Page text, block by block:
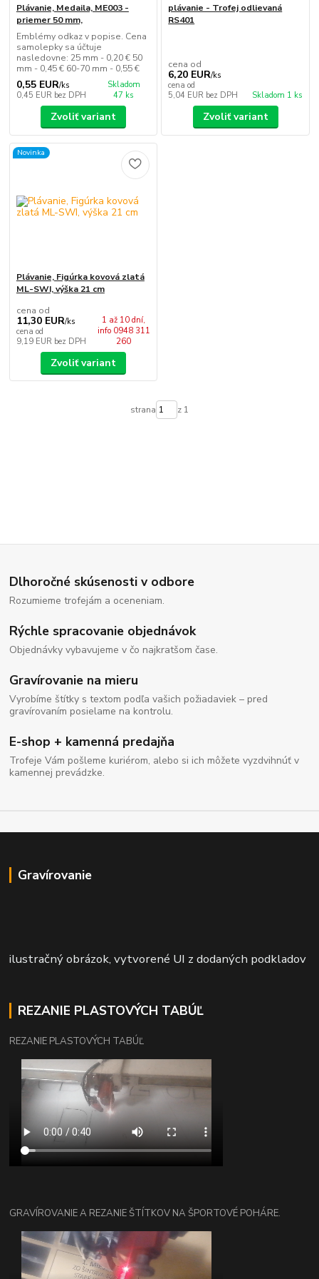
Plávanie, Medaila, ME003 -
priemer 50 mm,
Emblémy odkaz v popise. Cena
samolepky sa účtuje
nasledovne: 25 mm - 0,20 € 50
mm - 0,45 € 60-70 mm - 0,55 €
0,55 EUR/ks
0,45 EUR bez DPH
Skladom
47 ks
Zvoliť variant
plávanie - Trofej odlievaná
RS401
cena od
6,20 EUR/ks
cena od
5,04 EUR bez DPH Skladom 1 ks
Zvoliť variant
Novinka
Plávanie, Figúrka kovová zlatá
ML-SWI, výška 21 cm
cena od
11,30 EUR/ks
cena od
9,19 EUR bez DPH
1 až 10 dní,
info 0948 311
260
Zvoliť variant
strana z 1
Dlhoročné skúsenosti v odbore
Rozumieme trofejám a oceneniam.
Rýchle spracovanie objednávok
Objednávky vybavujeme v čo najkratšom čase.
Gravírovanie na mieru
Vyrobíme štítky s textom podľa vašich požiadaviek – pred
gravírovaním posielame na kontrolu.
E-shop + kamenná predajňa
Trofeje Vám pošleme kuriérom, alebo si ich môžete vyzdvihnúť v
kamennej prevádzke.
Gravírovanie
ilustračný obrázok, vytvorené UI z dodaných podkladov
REZANIE PLASTOVÝCH TABÚĽ
REZANIE PLASTOVÝCH TABÚĽ
GRAVÍROVANIE A REZANIE ŠTÍTKOV NA ŠPORTOVÉ POHÁRE.